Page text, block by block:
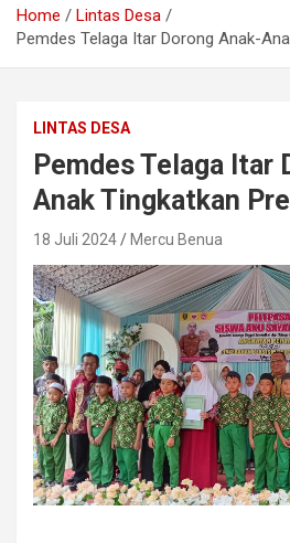
Home
Lintas Desa
Pemdes Telaga Itar Dorong Anak-
LINTAS DESA
Pemdes Telaga Itar
Anak Tingkatkan
18 Juli 2024 Mercu Benua